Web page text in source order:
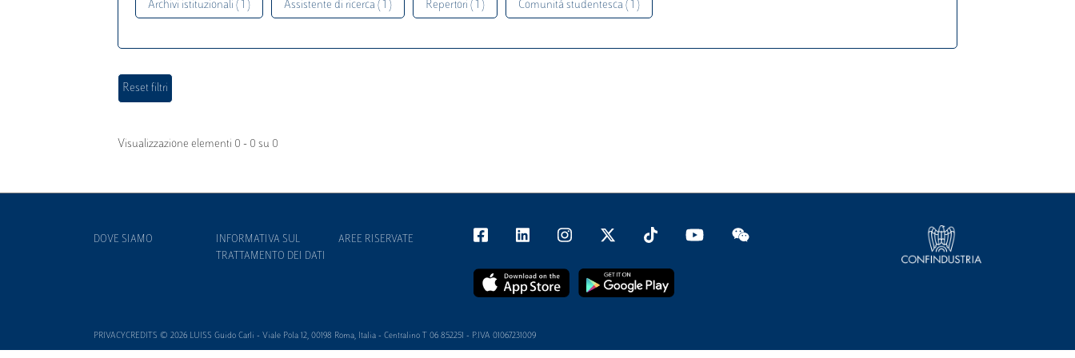
Archivi istituzionali ( 1 ) Assistente di ricerca ( 1 ) Repertori ( 1 ) Comunità studentesca ( 1 )
Visualizzazione elementi 0 - 0 su 0
DOVE SIAMO
INFORMATIVA SUL
TRATTAMENTO DEI DATI
AREE RISERVATE
PRIVACYCREDITS © 2026 LUISS Guido Carli - Viale Pola 12, 00198 Roma, Italia - Centralino T 06 852251 - P.IVA 01067231009